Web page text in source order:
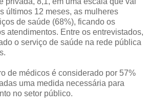
últimos 12 meses, as mulheres
de saúde (68%), ficando os
atendimentos. Entre os entrevistados,
o serviço de saúde na rede pública
de médicos é considerado por 57%
uma medida necessária para
no setor público.